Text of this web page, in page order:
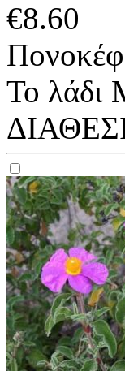
€8.60
Το λάδι